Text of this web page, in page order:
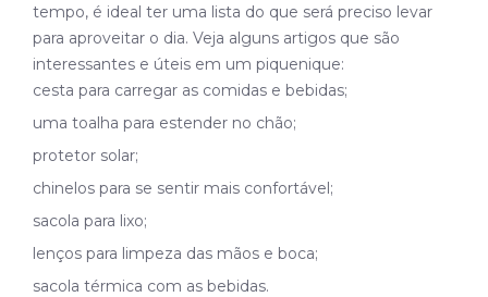
tempo, é ideal ter uma lista do que será preciso levar
para aproveitar o dia. Veja alguns artigos que são
interessantes e úteis em um piquenique:
cesta para carregar as comidas e bebidas;
uma toalha para estender no chão;
protetor solar;
chinelos para se sentir mais confortável;
sacola para lixo;
lenços para limpeza das mãos e boca;
sacola térmica com as bebidas.